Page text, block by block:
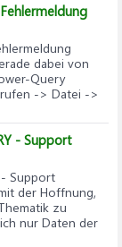
dabei von
Query
-> Datei ->
- Support
- Support
der Hoffnung,
zu
nur Daten der